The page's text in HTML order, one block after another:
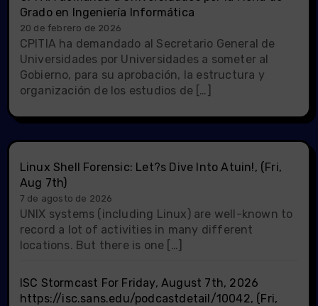
Grado en Ingeniería Informática
20 de febrero de 2026
CPITIA ha demandado al Secretario General de
Universidades por Universidades a someter al
Gobierno, para su aprobación, la estructura y
organización de los estudios de […]
Linux Shell Forensic: Let?s Dive Into Atuin!, (Fri,
Aug 7th)
7 de agosto de 2026
UNIX systems (including Linux) are well-known to
record a lot of activities in many different
locations. But there is one […]
ISC Stormcast For Friday, August 7th, 2026
https://isc.sans.edu/podcastdetail/10042, (Fri,